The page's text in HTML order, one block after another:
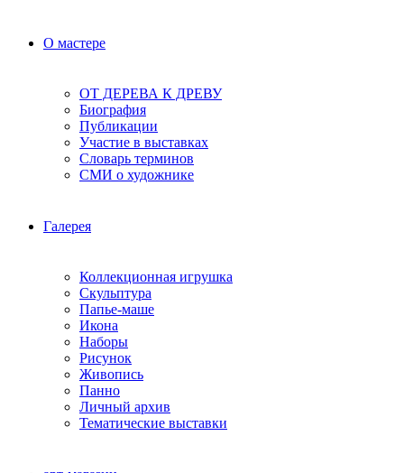
О мастере
ОТ ДЕРЕВА К ДРЕВУ
Биография
Публикации
Участие в выставках
Словарь терминов
СМИ о художнике
Галерея
Коллекционная игрушка
Скульптура
Папье-маше
Икона
Наборы
Рисунок
Живопись
Панно
Личный архив
Тематические выставки